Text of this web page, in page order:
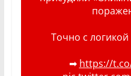
Точно с логикой
➡ https://